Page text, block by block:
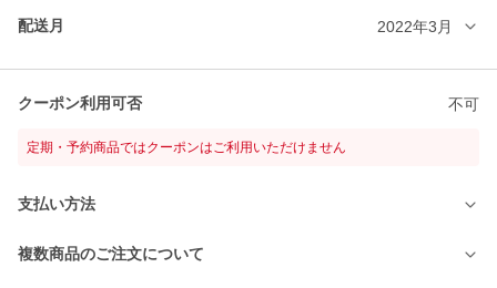
配送月 2022年3月
クーポン利用可否 不可
定期・予約商品ではクーポンはご利用いただけません
支払い方法
複数商品のご注文について